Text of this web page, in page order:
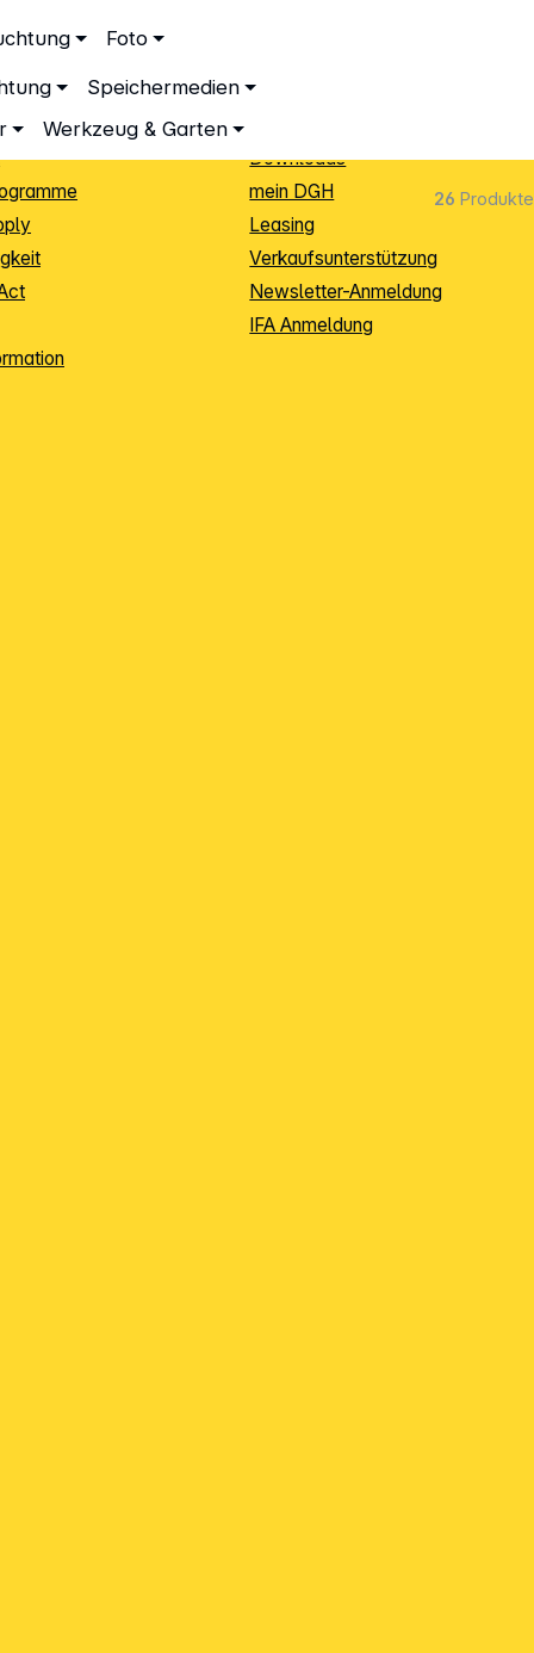
Foto
Speichermedien
Werkzeug & Garten
26 Produkte
Sendungsverfolgung
Downloads
mein DGH
Leasing
Verkaufsunterstützung
Newsletter-Anmeldung
IFA Anmeldung